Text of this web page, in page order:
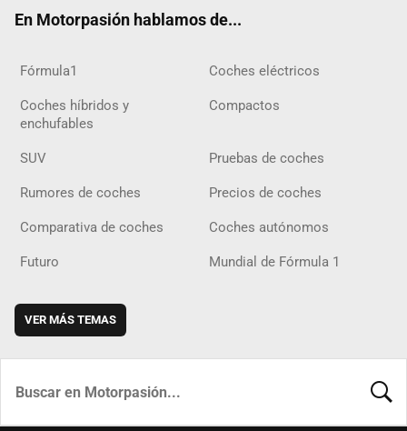
En Motorpasión hablamos de...
Fórmula1 Coches eléctricos
Coches híbridos y
enchufables
Compactos
SUV Pruebas de coches
Rumores de coches Precios de coches
Comparativa de coches Coches autónomos
Futuro Mundial de Fórmula 1
VER MÁS TEMAS